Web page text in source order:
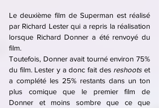
Le deuxième film de Superman est réalisé
par Richard Lester qui a repris la réalisation
lorsque Richard Donner a été renvoyé du
film.
Toutefois, Donner avait tourné environ 75%
du film. Lester y a donc fait des reshoots et
a complété les 25% restants dans un ton
plus comique que le premier film de
Donner et moins sombre que ce que